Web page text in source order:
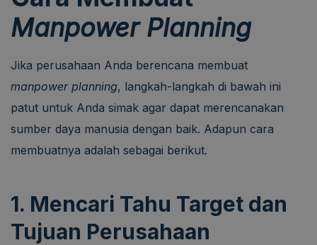
Manpower Planning
Jika perusahaan Anda berencana membuat
manpower planning, langkah-langkah di bawah ini
patut untuk Anda simak agar dapat merencanakan
sumber daya manusia dengan baik. Adapun cara
membuatnya adalah sebagai berikut.
1. Mencari Tahu Target dan
Tujuan Perusahaan